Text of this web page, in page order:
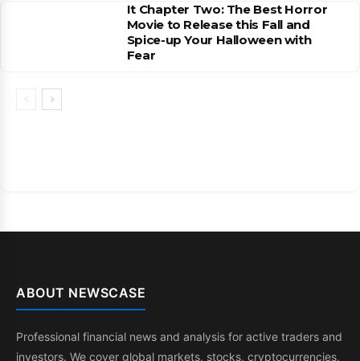
It Chapter Two: The Best Horror
Movie to Release this Fall and
Spice-up Your Halloween with
Fear
ABOUT NEWSCASE
Professional financial news and analysis for active traders and
investors. We cover global markets, stocks, cryptocurrencies,